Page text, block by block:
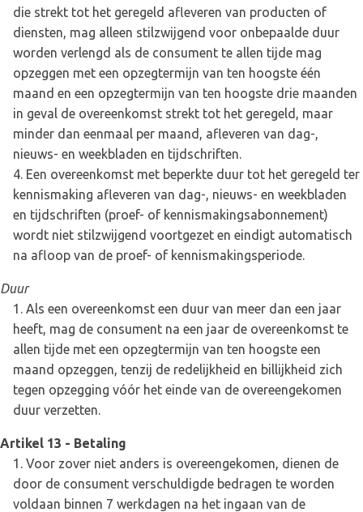
die strekt tot het geregeld afleveren van producten of
diensten, mag alleen stilzwijgend voor onbepaalde duur
worden verlengd als de consument te allen tijde mag
opzeggen met een opzegtermijn van ten hoogste één
maand en een opzegtermijn van ten hoogste drie maanden
in geval de overeenkomst strekt tot het geregeld, maar
minder dan eenmaal per maand, afleveren van dag-,
nieuws- en weekbladen en tijdschriften.
Een overeenkomst met beperkte duur tot het geregeld ter
kennismaking afleveren van dag-, nieuws- en weekbladen
en tijdschriften (proef- of kennismakingsabonnement)
wordt niet stilzwijgend voortgezet en eindigt automatisch
na afloop van de proef- of kennismakingsperiode.
Duur
Als een overeenkomst een duur van meer dan een jaar
heeft, mag de consument na een jaar de overeenkomst te
allen tijde met een opzegtermijn van ten hoogste een
maand opzeggen, tenzij de redelijkheid en billijkheid zich
tegen opzegging vóór het einde van de overeengekomen
duur verzetten.
Artikel 13 - Betaling
Voor zover niet anders is overeengekomen, dienen de
door de consument verschuldigde bedragen te worden
voldaan binnen 7 werkdagen na het ingaan van de